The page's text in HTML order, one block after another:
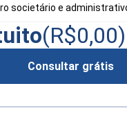
societário e
(R$0,00)
Consultar grátis